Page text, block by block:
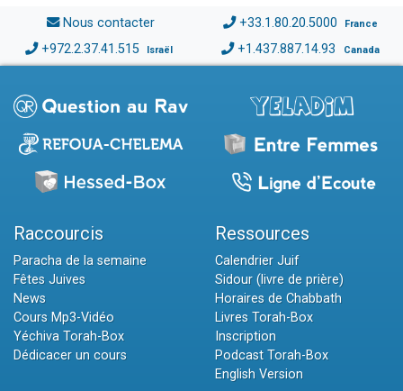
Nous contacter +33.1.80.20.5000 France
+972.2.37.41.515 Israël +1.437.887.14.93 Canada
Raccourcis
Paracha de la semaine
Fêtes Juives
News
Cours Mp3-Vidéo
Yéchiva Torah-Box
Dédicacer un cours
Ressources
Calendrier Juif
Sidour (livre de prière)
Horaires de Chabbath
Livres Torah-Box
Inscription
Podcast Torah-Box
English Version